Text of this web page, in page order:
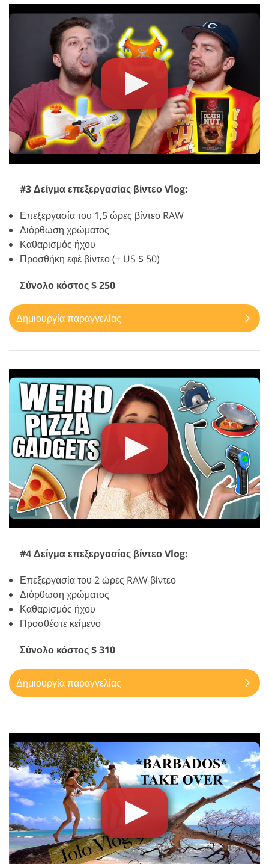
#3 Δείγμα επεξεργασίας βίντεο Vlog:
Επεξεργασία του 1,5 ώρες βίντεο RAW
Διόρθωση χρώματος
Καθαρισμός ήχου
Προσθήκη εφέ βίντεο (+ US $ 50)
Σύνολο κόστος $ 250
Δημιουργία παραγγελίας
#4 Δείγμα επεξεργασίας βίντεο Vlog:
Επεξεργασία του 2 ώρες RAW βίντεο
Διόρθωση χρώματος
Καθαρισμός ήχου
Προσθέστε κείμενο
Σύνολο κόστος $ 310
Δημιουργία παραγγελίας